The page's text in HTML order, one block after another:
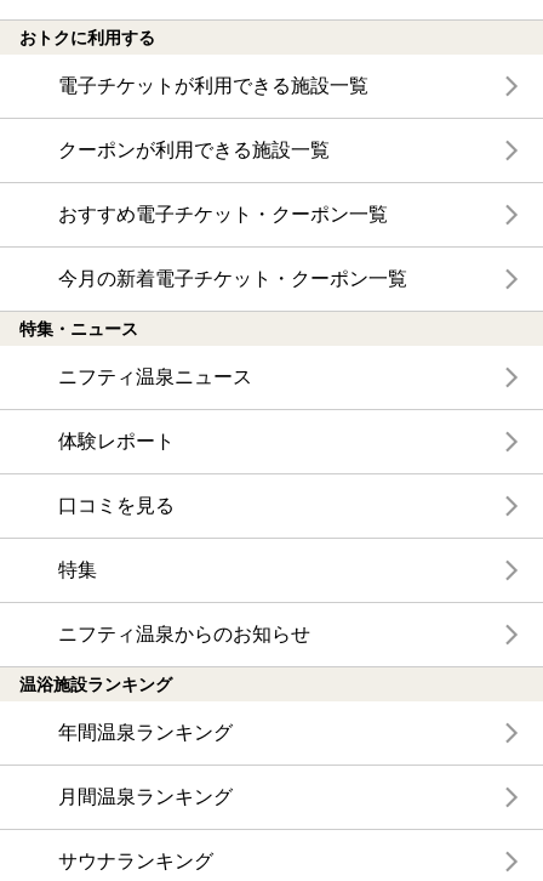
おトクに利用する
電子チケットが利用できる施設一覧
クーポンが利用できる施設一覧
おすすめ電子チケット・クーポン一覧
今月の新着電子チケット・クーポン一覧
特集・ニュース
ニフティ温泉ニュース
体験レポート
口コミを見る
特集
ニフティ温泉からのお知らせ
温浴施設ランキング
年間温泉ランキング
月間温泉ランキング
サウナランキング